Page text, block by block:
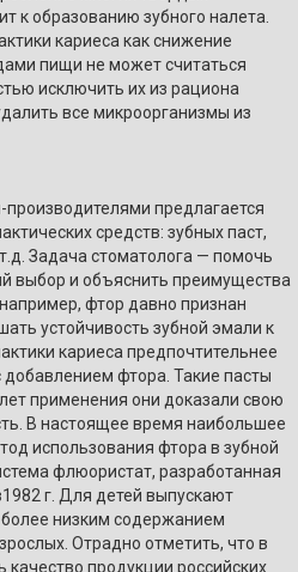
к образованию зубного налета.
кариеса как снижение
пищи не может считаться
исключить их из рациона
все микроорганизмы из
предлагается
средств: зубных паст,
Задача стоматолога — помочь
выбор и объяснить преимущества
фтор давно признан
устойчивость зубной эмали к
кариеса предпочтительнее
фтора. Такие пасты
применения они доказали свою
В настоящее время наибольшее
использования фтора в зубной
флюористат, разработанная
г. Для детей выпускают
низким содержанием
Отрадно отметить, что в
продукции российских